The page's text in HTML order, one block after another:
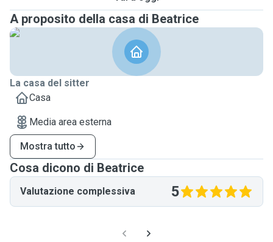
A proposito della casa di Beatrice
La casa del sitter
Casa
Media area esterna
Mostra tutto
Cosa dicono di Beatrice
Valutazione complessiva 5